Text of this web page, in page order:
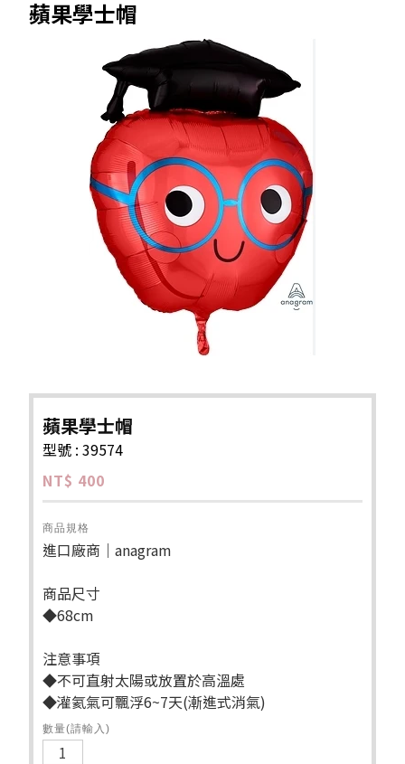
蘋果學士帽
蘋果學士帽
型號 : 39574
NT$ 400
商品規格
進口廠商｜anagram
商品尺寸
◆68cm
注意事項
◆不可直射太陽或放置於高溫處
◆灌氦氣可飄浮6~7天(漸進式消氣)
數量(請輸入)